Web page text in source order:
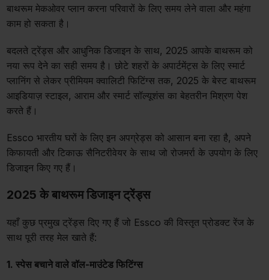
बाथरूम मेकओवर प्लान करना परिवारों के लिए समय लेने वाला और महंगा
काम हो सकता है।
बदलते ट्रेंड्स और आधुनिक डिजाइन के साथ, 2025 आपके बाथरूम को
नया रूप देने का सही समय है। छोटे शहरों के अपार्टमेंट्स के लिए स्मार्ट
प्लानिंग से लेकर प्रीमियम क्वालिटी फिटिंग्स तक, 2025 के बेस्ट बाथरूम
आइडियाज़ स्टाइल, आराम और स्मार्ट सॉल्यूशंस का बेहतरीन मिश्रण पेश
करते हैं।
Essco भारतीय घरों के लिए इन अपग्रेड्स को आसान बना रहा है, अपने
किफायती और टिकाऊ सैनिटरीवेयर के साथ जो रोजमर्रा के उपयोग के लिए
डिजाइन किए गए हैं।
2025 के बाथरूम डिजाइन ट्रेंड्स
यहाँ कुछ प्रमुख ट्रेंड्स दिए गए हैं जो Essco की विस्तृत प्रोडक्ट रेंज के
साथ पूरी तरह मेल खाते हैं:
1. स्पेस बचाने वाले वॉल-माउंटेड फिटिंग्स